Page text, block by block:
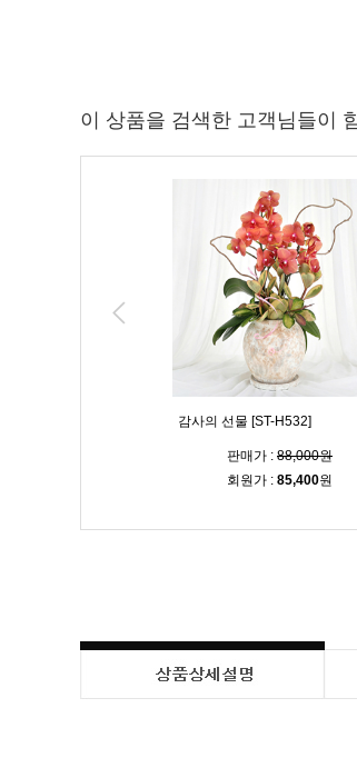
이 상품을 검색한 고객님들이
감사의 선물 [ST-H532]
판매가 : 88,000원
회원가 : 85,400원